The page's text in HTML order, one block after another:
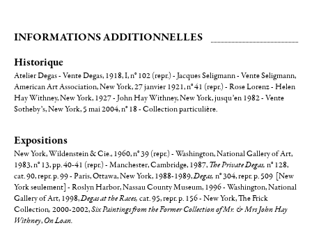
INFORMATIONS ADDITIONNELLES
Historique
Atelier Degas - Vente Degas, 1918, I, n° 102 (repr.) - Jacques Seligmann - Vente Seligmann,
American Art Association, New York, 27 janvier 1921, n° 41 (repr.) - Rose Lorenz - Helen
Hay Withney, New York, 1927 - John Hay Withney, New York, jusqu’en 1982 - Vente
Sotheby’s, New York, 5 mai 2004, n° 18 - Collection particulière.
Expositions
New York, Wildenstein & Cie., 1960, n° 39 (repr.) - Washington, National Gallery of Art,
1983, n° 13, pp. 40-41 (repr.) - Manchester, Cambridge, 1987, The Private Degas, n° 128,
cat. 90, repr. p. 99 - Paris, Ottawa, New York, 1988-1989,Degas, n° 304, repr. p. 509 [New
York seulement] - Roslyn Harbor, Nassau County Museum, 1996 - Washington, National
Gallery of Art, 1998,Degas at the Races, cat. 95, repr. p. 156 - New York, The Frick
Collection, 2000-2002,Six Paintings from the Former Collection of Mr. & Mrs John Hay
Withney, On Loan.